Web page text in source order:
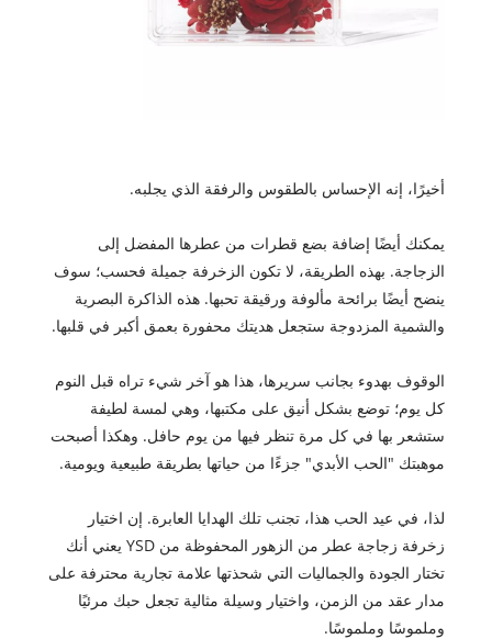
أخيرًا، إنه الإحساس بالطقوس والرفقة الذي يجلبه.
يمكنك أيضًا إضافة بضع قطرات من عطرها المفضل إلى
الزجاجة. بهذه الطريقة، لا تكون الزخرفة جميلة فحسب؛ سوف
ينضح أيضًا برائحة مألوفة ورقيقة تحبها. هذه الذاكرة البصرية
والشمية المزدوجة ستجعل هديتك محفورة بعمق أكبر في قلبها.
الوقوف بهدوء بجانب سريرها، هذا هو آخر شيء تراه قبل النوم
كل يوم؛ توضع بشكل أنيق على مكتبها، وهي لمسة لطيفة
ستشعر بها في كل مرة تنظر فيها من يوم حافل. وهكذا أصبحت
موهبتك "الحب الأبدي" جزءًا من حياتها بطريقة طبيعية ويومية.
لذا، في عيد الحب هذا، تجنب تلك الهدايا العابرة. إن اختيار
زخرفة زجاجة عطر من الزهور المحفوظة من YSD يعني أنك
تختار الجودة والجماليات التي شحذتها علامة تجارية محترفة على
مدار عقد من الزمن، واختيار وسيلة مثالية تجعل حبك مرئيًا
وملموسًا وملموسًا.